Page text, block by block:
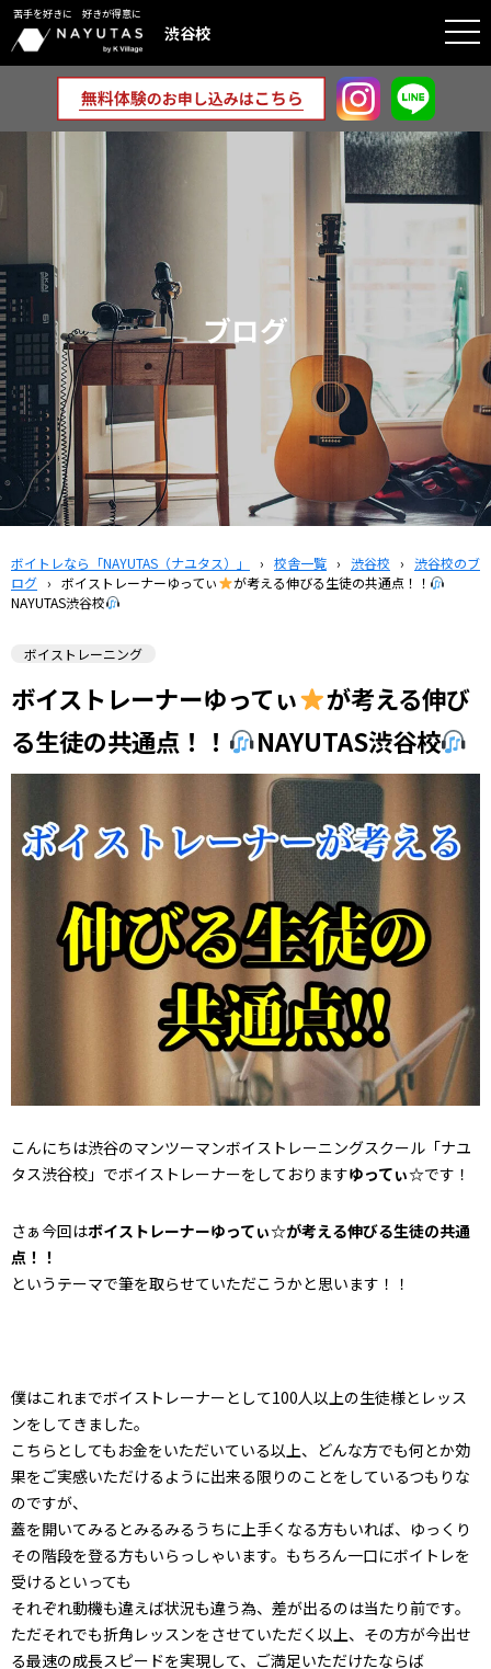
苦手を好きに 好きが得意に
渋谷校
ブログ
ボイトレなら「NAYUTAS（ナユタス）」 › 校舎一覧 › 渋谷校 › 渋谷校のブ
ログ › ボイストレーナーゆってぃ
が考える伸びる生徒の共通点！！
NAYUTAS渋谷校
ボイストレーニング
ボイストレーナーゆってぃ
が考える伸び
る生徒の共通点！！
NAYUTAS渋谷校
こんにちは渋谷のマンツーマンボイストレーニングスクール「ナユ
タス渋谷校」でボイストレーナーをしておりますゆってぃ☆です！
さぁ今回はボイストレーナーゆってぃ☆が考える伸びる生徒の共通
点！！
というテーマで筆を取らせていただこうかと思います！！
僕はこれまでボイストレーナーとして100人以上の生徒様とレッス
ンをしてきました。
こちらとしてもお金をいただいている以上、どんな方でも何とか効
果をご実感いただけるように出来る限りのことをしているつもりな
のですが、
蓋を開いてみるとみるみるうちに上手くなる方もいれば、ゆっくり
その階段を登る方もいらっしゃいます。もちろん一口にボイトレを
受けるといっても
それぞれ動機も違えば状況も違う為、差が出るのは当たり前です。
ただそれでも折角レッスンをさせていただく以上、その方が今出せ
る最速の成長スピードを実現して、ご満足いただけたならば